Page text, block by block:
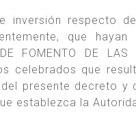
inversión respecto
que
FOMENTO DE
celebrados que
presente decreto
establezca la